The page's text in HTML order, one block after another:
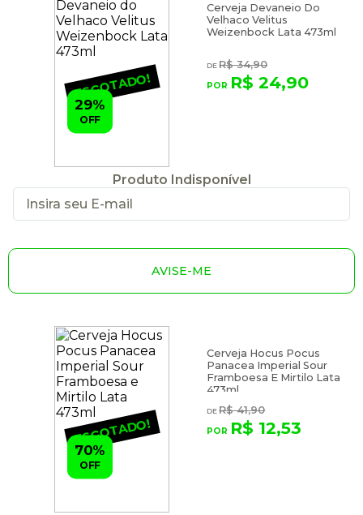
ESGOTADO!
Cerveja Devaneio Do
Velhaco Velitus
Weizenbock Lata 473ml
R$ 34,90
R$ 24,90
29%
OFF
Produto Indisponível
AVISE-ME
ESGOTADO!
Cerveja Hocus Pocus
Panacea Imperial Sour
Framboesa E Mirtilo Lata
473ml
R$ 41,90
R$ 12,53
70%
OFF